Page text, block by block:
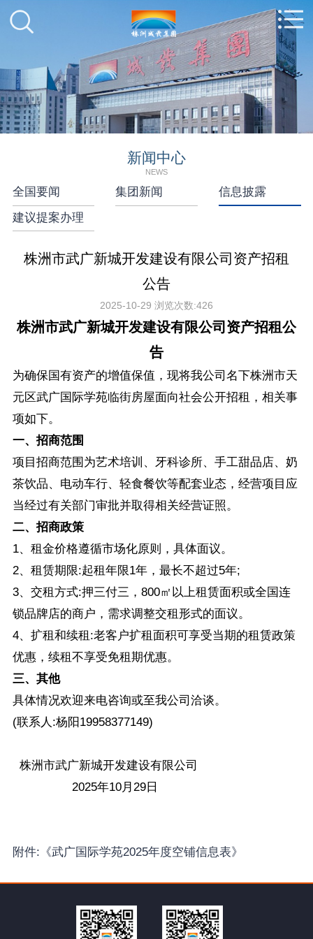
新闻中心
NEWS
全国要闻 集团新闻
信息披露
建议提案办理
株洲市武广新城开发建设有限公司资产招租
公告
2025-10-29 浏览次数:426
株洲市武广新城开发建设有限公司资产招租公
告
为确保国有资产的增值保值，现将我公司名下株洲市天
元区武广国际学苑临街房屋面向社会公开招租，相关事
项如下。
一、招商范围
项目招商范围为艺术培训、牙科诊所、手工甜品店、奶
茶饮品、电动车行、轻食餐饮等配套业态，经营项目应
当经过有关部门审批并取得相关经营证照。
二、招商政策
1、租金价格遵循市场化原则，具体面议。
2、租赁期限:起租年限1年，最长不超过5年;
3、交租方式:押三付三，800㎡以上租赁面积或全国连
锁品牌店的商户，需求调整交租形式的面议。
4、扩租和续租:老客户扩租面积可享受当期的租赁政策
优惠，续租不享受免租期优惠。
三、其他
具体情况欢迎来电咨询或至我公司洽谈。
(联系人:杨阳19958377149)
株洲市武广新城开发建设有限公司
2025年10月29日
附件:《武广国际学苑2025年度空铺信息表》